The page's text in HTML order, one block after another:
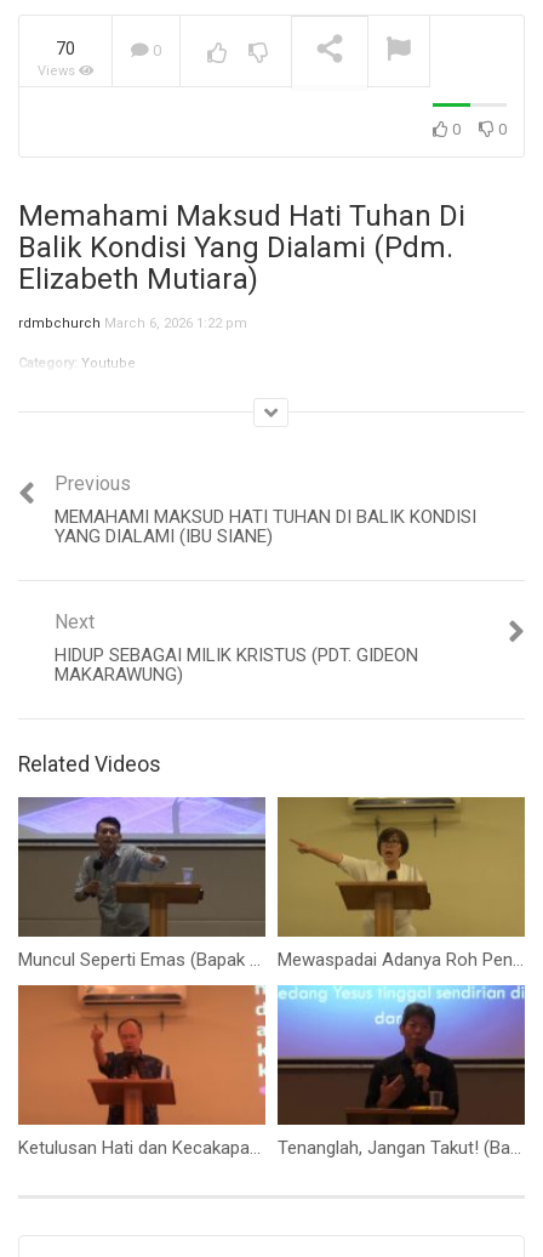
Jangan Biarkan Masa Lalu,
Depanmu! (Ibu Siane)
70
Views
0
0 0
Memahami Maksud Hati Tuhan Di
Balik Kondisi Yang Dialami (Pdm.
Elizabeth Mutiara)
rdmbchurch March 6, 2026 1:22 pm
Category: Youtube
Previous
MEMAHAMI MAKSUD HATI TUHAN DI BALIK KONDISI
YANG DIALAMI (IBU SIANE)
Next
HIDUP SEBAGAI MILIK KRISTUS (PDT. GIDEON
MAKARAWUNG)
Related Videos
Muncul Seperti Emas (Bapak Yohanes Marbun) Mewaspadai Adanya Roh Penggoda (Ibu Elizabeth Mutiara)
Ketulusan Hati dan Kecakapan Tangan (Bapak Darmana) Tenanglah, Jangan Takut! (Bapak Hidajat S.)